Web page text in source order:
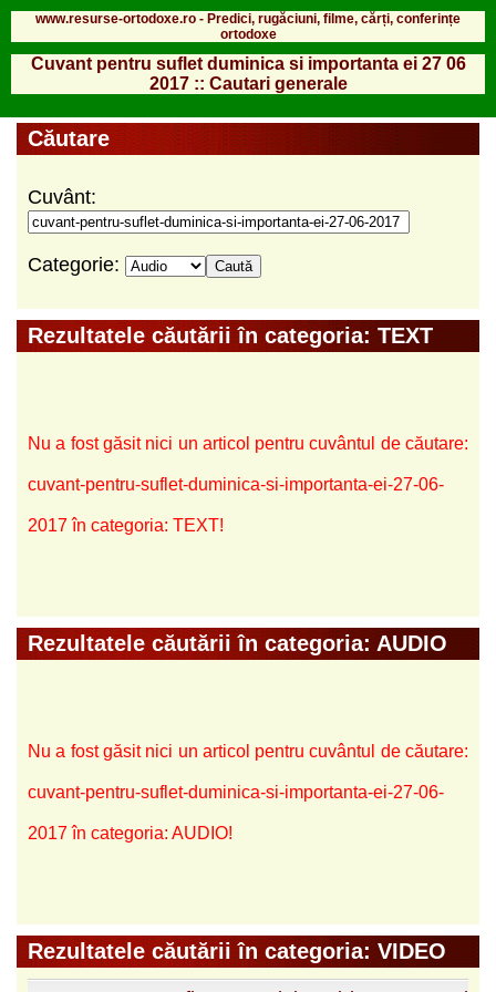
www.resurse-ortodoxe.ro - Predici, rugăciuni, filme, cărți, conferințe
ortodoxe
Cuvant pentru suflet duminica si importanta ei 27 06
2017 :: Cautari generale
Căutare
Cuvânt:
Categorie:
Rezultatele căutării în categoria: TEXT
Nu a fost găsit nici un articol pentru cuvântul de căutare:
cuvant-pentru-suflet-duminica-si-importanta-ei-27-06-
2017 în categoria: TEXT!
Rezultatele căutării în categoria: AUDIO
Nu a fost găsit nici un articol pentru cuvântul de căutare:
cuvant-pentru-suflet-duminica-si-importanta-ei-27-06-
2017 în categoria: AUDIO!
Rezultatele căutării în categoria: VIDEO